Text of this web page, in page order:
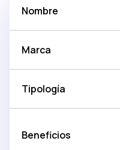
Nombre
Marca
Tipología
Beneficios